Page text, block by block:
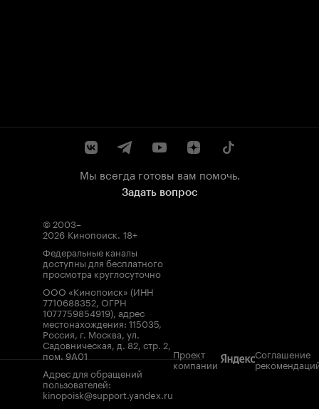
Мы всегда готовы вам помочь.
Задать вопрос
© 2003–
2026 Кинопоиск. 18+
Федеральные каналы
доступны для бесплатного
просмотра круглосуточно
ООО «Кинопоиск» (ИНН
7710688352, ОГРН
1077759854919), адрес
местонахождения: 115035,
Россия, г. Москва, ул.
Садовническая, д. 82, стр. 2,
пом. 9А01
Адрес для обращений
пользователей:
kinopoisk@support.yandex.ru
Проект
компании
Соглашение